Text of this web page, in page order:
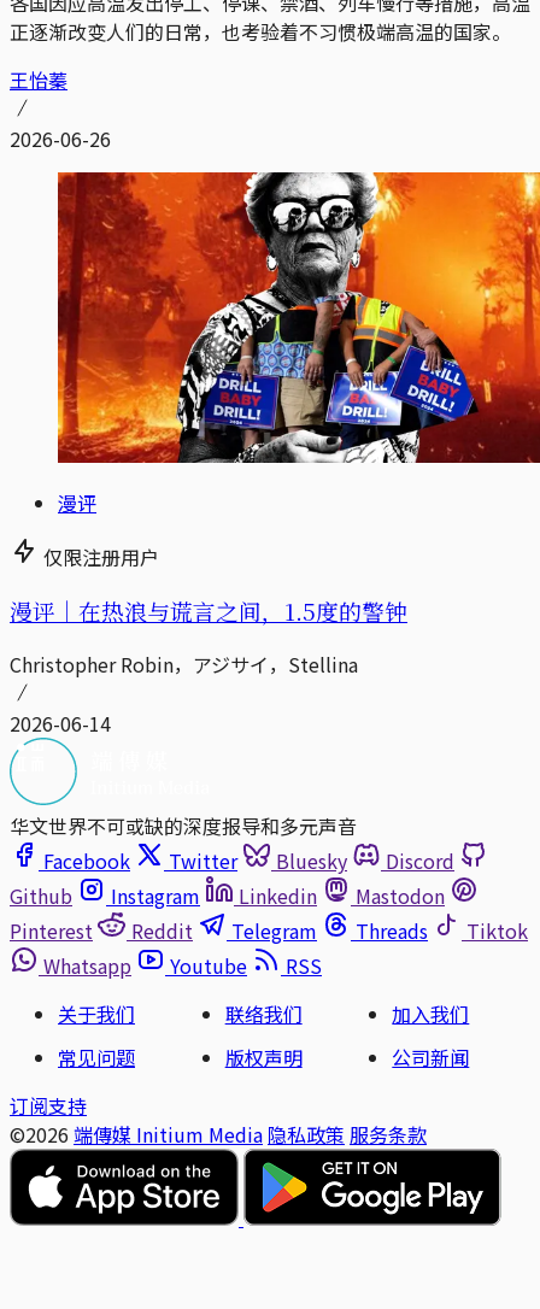
正逐渐改变人们的日常，也考验着不习惯极端高温的国家。
王怡蓁
2026-06-26
漫评
仅限注册用户
漫评｜在热浪与谎言之间，1.5度的警钟
Christopher Robin，アジサイ，Stellina
2026-06-14
华文世界不可或缺的深度报导和多元声音
Facebook
Twitter Bluesky
Discord
Github
Instagram Linkedin
Mastodon
Pinterest
Reddit Telegram Threads
Tiktok
Whatsapp
Youtube
RSS
关于我们
联络我们
加入我们
常见问题
版权声明
公司新闻
订阅支持
©2026 端傳媒 Initium Media 隐私政策 服务条款